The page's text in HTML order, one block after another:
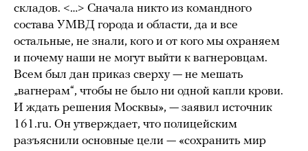
складов. <…> Сначала никто из командного
состава УМВД города и области, да и все
остальные, не знали, кого и от кого мы охраняем
и почему наши не могут выйти к вагнеровцам.
Всем был дан приказ сверху — не мешать
„вагнерам“, чтобы не было ни одной капли крови.
И ждать решения Москвы», — заявил источник
161.ru. Он утверждает, что полицейским
разъяснили основные цели — «сохранить мир